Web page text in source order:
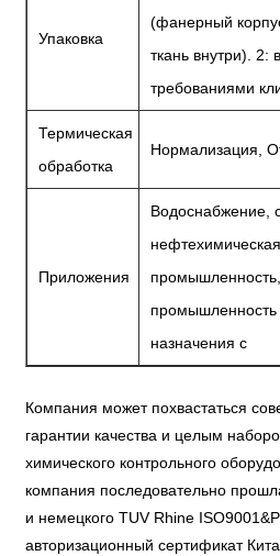
Упаковка
(фанерный
ткань внутри). 2:
требованиями
Термическая
обработка
Нормализация,
Приложения
Водоснабжение,
назначения c
Компания может похвастаться
гарантии качества и целым
химического контрольного
компания последовательно
и немецкого TUV Rhine
авторизационный сертификат